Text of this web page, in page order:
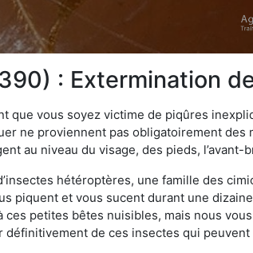
: Extermination
que vous soyez victime de piqûres
ne proviennent pas obligatoirement
au niveau du visage, des pieds,
hétéroptères, une famille des
piquent et vous sucent durant une
ces petites bêtes nuisibles, mais nous
définitivement de ces insectes qui